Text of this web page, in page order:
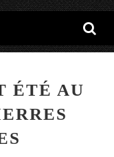
ÉTÉ AU